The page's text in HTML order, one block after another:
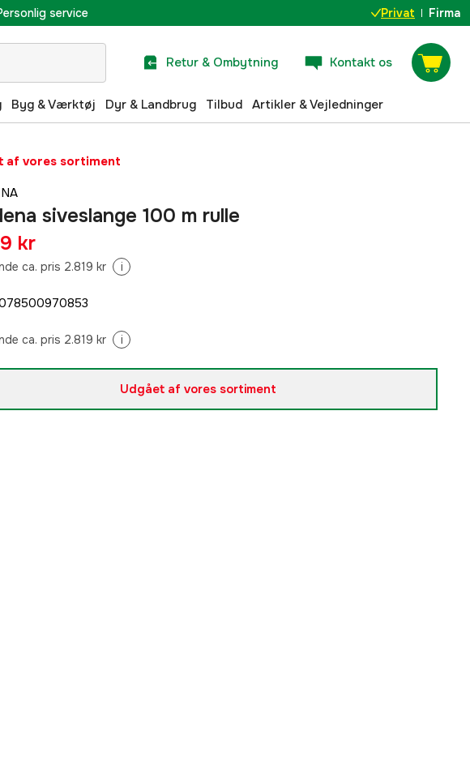
service Privat Firma
Retur & Ombytning Kontakt os
Byg & Værktøj Dyr & Landbrug Tilbud Artikler & Vejledninger
af vores sortiment
siveslange 100 m rulle
kr
ca. pris 2.819 kr i
ca. pris 2.819 kr i
Udgået af vores sortiment